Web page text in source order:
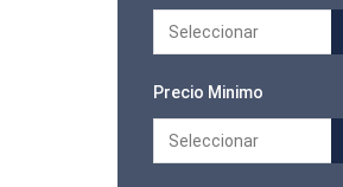
Seleccionar
Precio Minimo
Seleccionar